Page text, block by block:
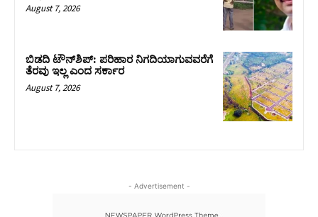
August 7, 2026
ಬಿಡದಿ ಟೌನ್‌ಶಿಪ್‌: ಪರಿಹಾರ ನಿಗದಿಯಾಗುವವರೆಗೆ
ತೆರವು ಇಲ್ಲ ಎಂದ ಸರ್ಕಾರ
August 7, 2026
- Advertisement -